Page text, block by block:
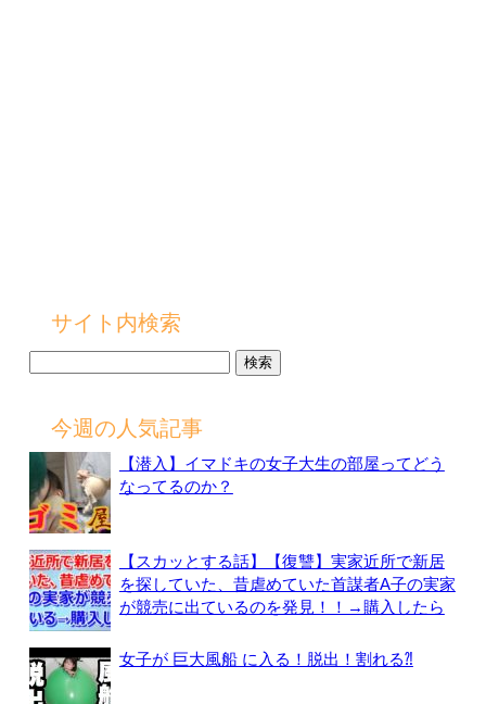
サイト内検索
今週の人気記事
【潜入】イマドキの女子大生の部屋ってどう
なってるのか？
【スカッとする話】【復讐】実家近所で新居
を探していた、昔虐めていた首謀者A子の実家
が競売に出ているのを発見！！→購入したら
女子が 巨大風船 に入る！脱出！割れる⁈